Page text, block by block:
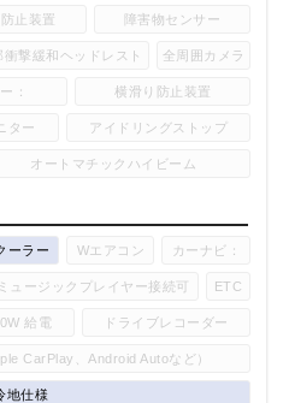
止装置 障害物センサー
衝撃緩和ヘッドレスト 全周囲カメラ
： 横滑り防止装置
ター アイドリングストップ
オートマチックハイビーム
ーラー Wエアコン カーナビ：
ミュージックプレイヤー接続可 ETC
給電 ドライブレコーダー
CarPlay、Android Autoなど）
地仕様